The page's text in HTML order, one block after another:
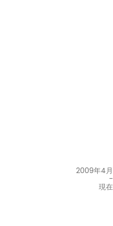
2009年4月
-
現在